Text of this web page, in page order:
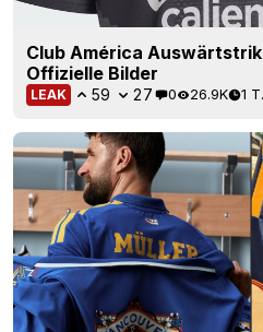
Club América
Offizielle Bilder
LEAK 59 27 0 26.9K 1 T.